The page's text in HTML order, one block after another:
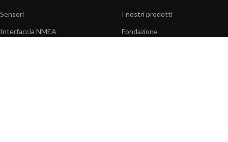
Sensori
Interfaccia NMEA
I nostri prodotti
Fondazione